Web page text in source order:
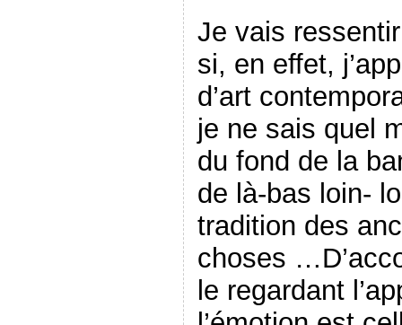
Je vais
si, en effet,
d’art
je ne sais quel
du fond de la
de là-bas loin-
tradition des
choses
le regardant